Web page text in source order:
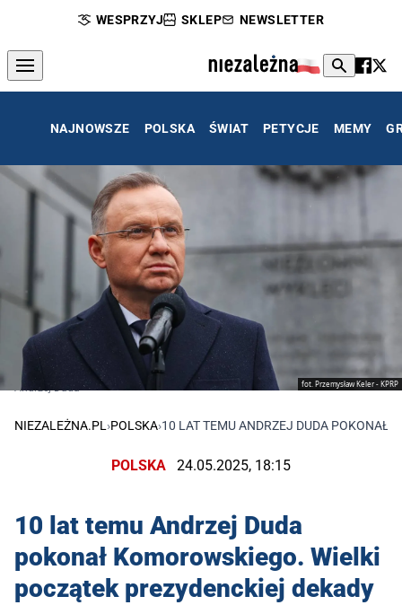
WESPRZYJ SKLEP NEWSLETTER
NAJNOWSZE POLSKA ŚWIAT PETYCJE MEMY
fot. Przemysław Keler - KPRP
Andrzej Duda
NIEZALEŻNA.PL ›POLSKA›10 LAT TEMU ANDRZEJ DUDA POKONAŁ
POLSKA 24.05.2025, 18:15
10 lat temu Andrzej Duda
pokonał Komorowskiego. Wielki
początek prezydenckiej dekady